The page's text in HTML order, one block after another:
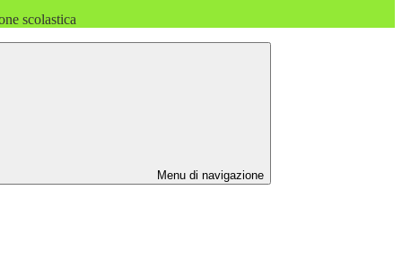
scolastica
Menu di navigazione